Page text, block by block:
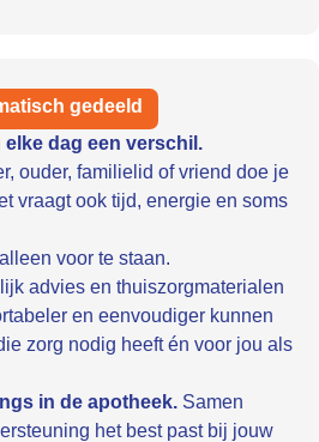
gedeeld
elke dag een verschil.
ouder, familielid of vriend doe je
vraagt ook tijd, energie en soms
voor te staan.
advies en thuiszorgmaterialen
en eenvoudiger kunnen
zorg nodig heeft én voor jou als
in de apotheek. Samen
het best past bij jouw